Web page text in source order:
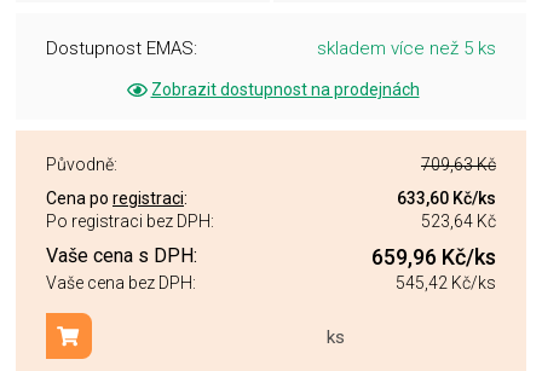
Dostupnost EMAS: skladem více než 5 ks
Zobrazit dostupnost na prodejnách
Původně:
709,63 Kč
Cena po registraci: 633,60 Kč/ks
Po registraci bez DPH:
523,64 Kč
Vaše cena s DPH: 659,96 Kč/ks
Vaše cena bez DPH: 545,42 Kč/ks
ks
Přidat do košíku